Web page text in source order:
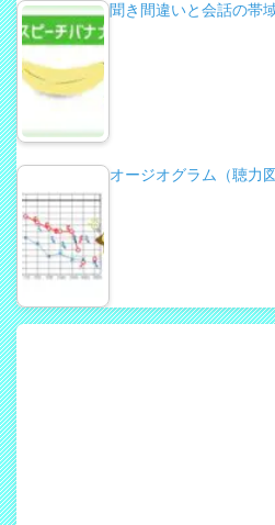
聞き間違いと会話の帯
オージオグラム（聴力